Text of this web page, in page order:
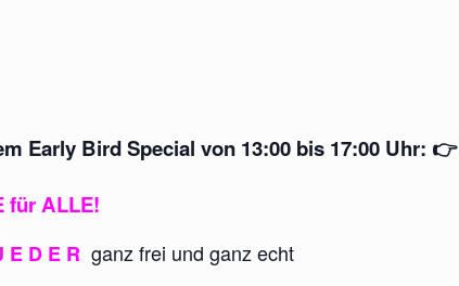
Early Bird Special von 13:00 bis 17:00 Uhr: 👉
für ALLE!
E D E R ganz frei und ganz echt